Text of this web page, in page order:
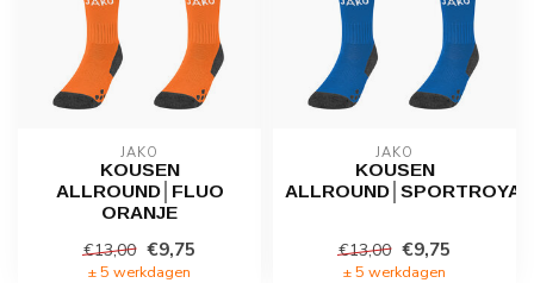
JAKO
KOUSEN
ALLROUND│FLUO
ORANJE
€13,00 €9,75
± 5 werkdagen
JAKO
KOUSEN
ALLROUND│SPORTROYAL
€13,00 €9,75
± 5 werkdagen